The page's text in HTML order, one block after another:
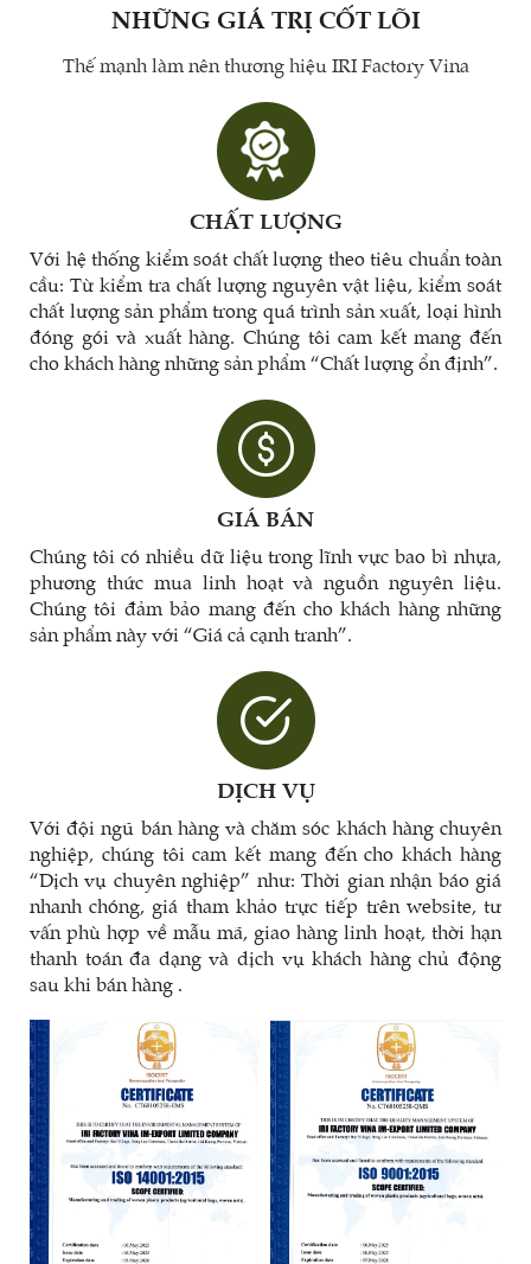
NHỮNG GIÁ TRỊ CỐT LÕI
Thế mạnh làm nên thương hiệu IRI Factory Vina
CHẤT LƯỢNG
Với hệ thống kiểm soát chất lượng theo tiêu chuẩn toàn
cầu: Từ kiểm tra chất lượng nguyên vật liệu, kiểm soát
chất lượng sản phẩm trong quá trình sản xuất, loại hình
đóng gói và xuất hàng. Chúng tôi cam kết mang đến
cho khách hàng những sản phẩm “Chất lượng ổn định”.
GIÁ BÁN
Chúng tôi có nhiều dữ liệu trong lĩnh vực bao bì nhựa,
phương thức mua linh hoạt và nguồn nguyên liệu.
Chúng tôi đảm bảo mang đến cho khách hàng những
sản phẩm này với “Giá cả cạnh tranh”.
DỊCH VỤ
Với đội ngũ bán hàng và chăm sóc khách hàng chuyên
nghiệp, chúng tôi cam kết mang đến cho khách hàng
“Dịch vụ chuyên nghiệp” như: Thời gian nhận báo giá
nhanh chóng, giá tham khảo trực tiếp trên website, tư
vấn phù hợp về mẫu mã, giao hàng linh hoạt, thời hạn
thanh toán đa dạng và dịch vụ khách hàng chủ động
sau khi bán hàng .